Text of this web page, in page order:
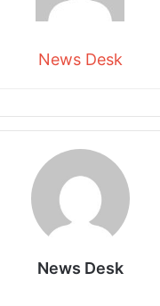
News Desk
News Desk